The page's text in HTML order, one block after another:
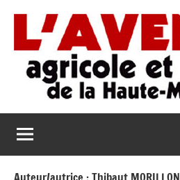
contenu
L'Avenir
Agricole
et
et
Rural
de